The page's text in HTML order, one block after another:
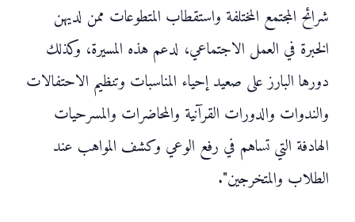
شرائح المجتمع المختلفة واستقطاب المتطوعات ممن لديهن
الخبرة في العمل الاجتماعي، لدعم هذه المسيرة، وكذلك
دورها البارز على صعيد إحياء المناسبات وتنظيم الاحتفالات
والندوات والدورات القرآنية والمحاضرات والمسرحيات
الهادفة التي تساهم في رفع الوعي وكشف المواهب عند
الطلاب والمتخرجين".